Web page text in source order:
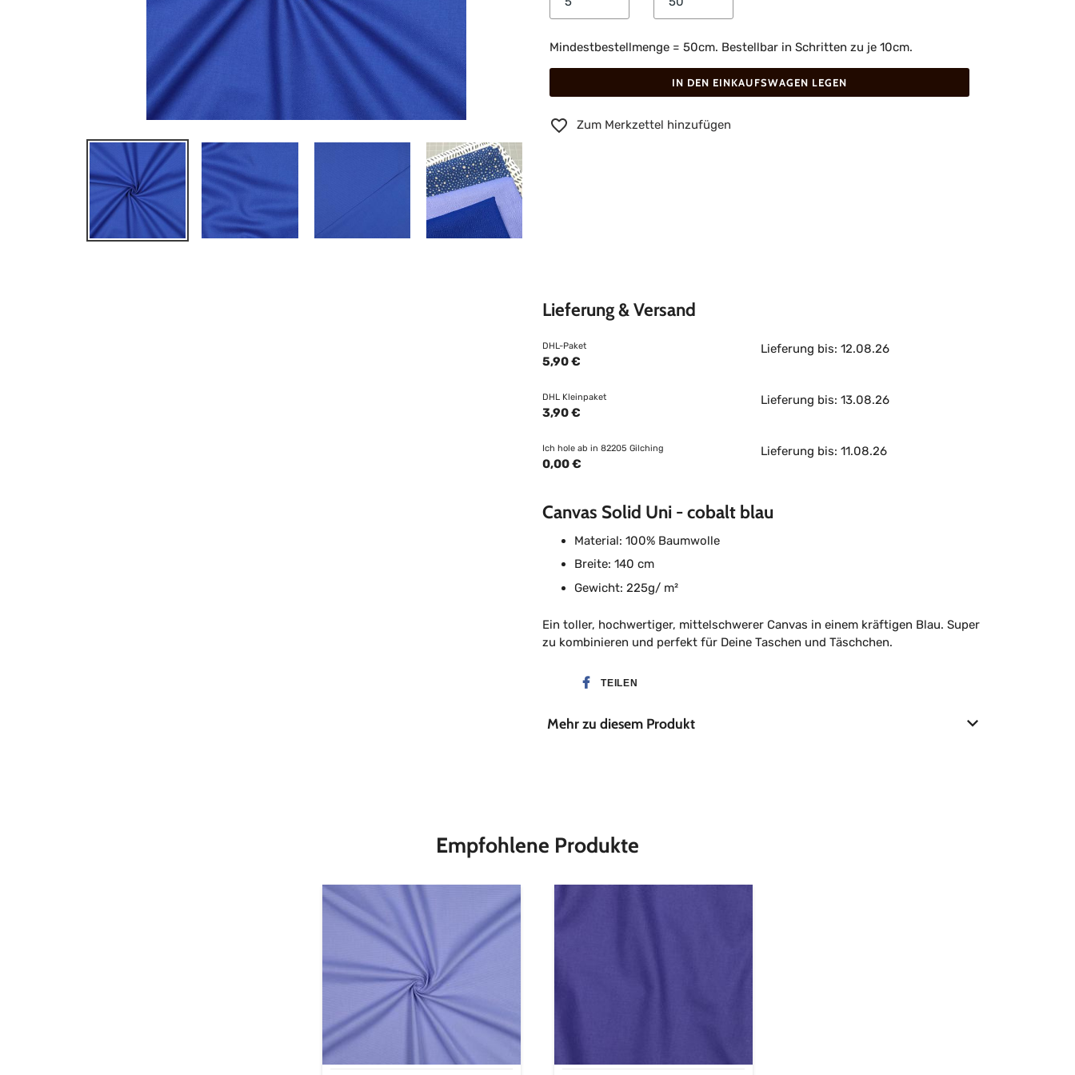
Mindestbestellmenge = 50cm. Bestellbar in Schritten zu je 10cm.
IN DEN EINKAUFSWAGEN LEGEN
Zum Merkzettel hinzufügen
Lieferung & Versand
DHL-Paket
5,90 €
Lieferung bis: 12.08.26
DHL Kleinpaket
3,90 €
Lieferung bis: 13.08.26
Ich hole ab in 82205 Gilching
0,00 €
Lieferung bis: 11.08.26
Canvas Solid Uni - cobalt blau
Material: 100% Baumwolle
Breite: 140 cm
Gewicht: 225g/ m²
Ein toller, hochwertiger, mittelschwerer Canvas in einem kräftigen Blau. Super
zu kombinieren und perfekt für Deine Taschen und Täschchen.
TEILEN
Mehr zu diesem Produkt
Empfohlene Produkte
Canvas
Solid